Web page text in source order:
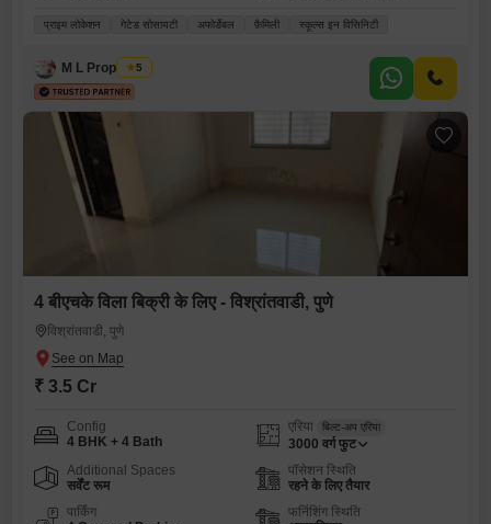
प्राइम लोकेशन गेटेड सोसायटी अफोर्डेबल फ़ैमिली स्कूल्स इन विसिनिटी
M L Properties
5
4 बीएचके विला बिक्री के लिए - विश्रांतवाडी, पुणे
विश्रांतवाडी, पुणे
₹ 3.5 Cr
Config
4 BHK + 4 Bath
एरिया बिल्ट-अप एरिया
3000 वर्ग फुट
Additional Spaces
सर्वेंट रूम
पॉसेशन स्थिति
रहने के लिए तैयार
पार्किंग
फर्निशिंग स्थिति